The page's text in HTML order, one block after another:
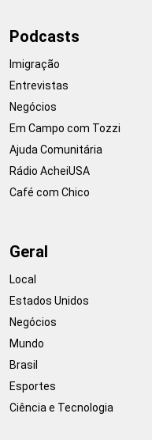
Podcasts
Imigração
Entrevistas
Negócios
Em Campo com Tozzi
Ajuda Comunitária
Rádio AcheiUSA
Café com Chico
Geral
Local
Estados Unidos
Negócios
Mundo
Brasil
Esportes
Ciência e Tecnologia